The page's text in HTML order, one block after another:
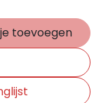
toevoegen